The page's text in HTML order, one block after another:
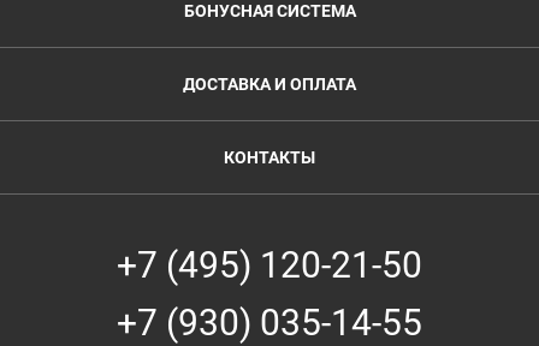
БОНУСНАЯ СИСТЕМА
ДОСТАВКА И ОПЛАТА
КОНТАКТЫ
+7 (495) 120-21-50
+7 (930) 035-14-55